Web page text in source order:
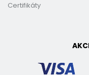
Certifikáty